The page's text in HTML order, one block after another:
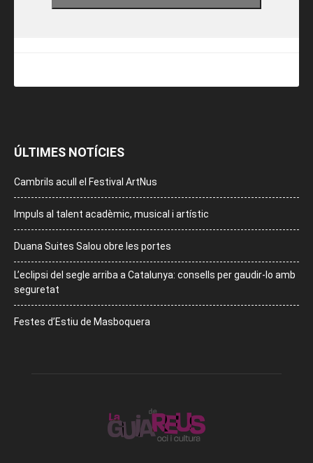
ÚLTIMES NOTÍCIES
Cambrils acull el Festival ArtNus
Impuls al talent acadèmic, musical i artístic
Duana Suites Salou obre les portes
L’eclipsi del segle arriba a Catalunya: consells per gaudir-lo amb
seguretat
Festes d’Estiu de Masboquera